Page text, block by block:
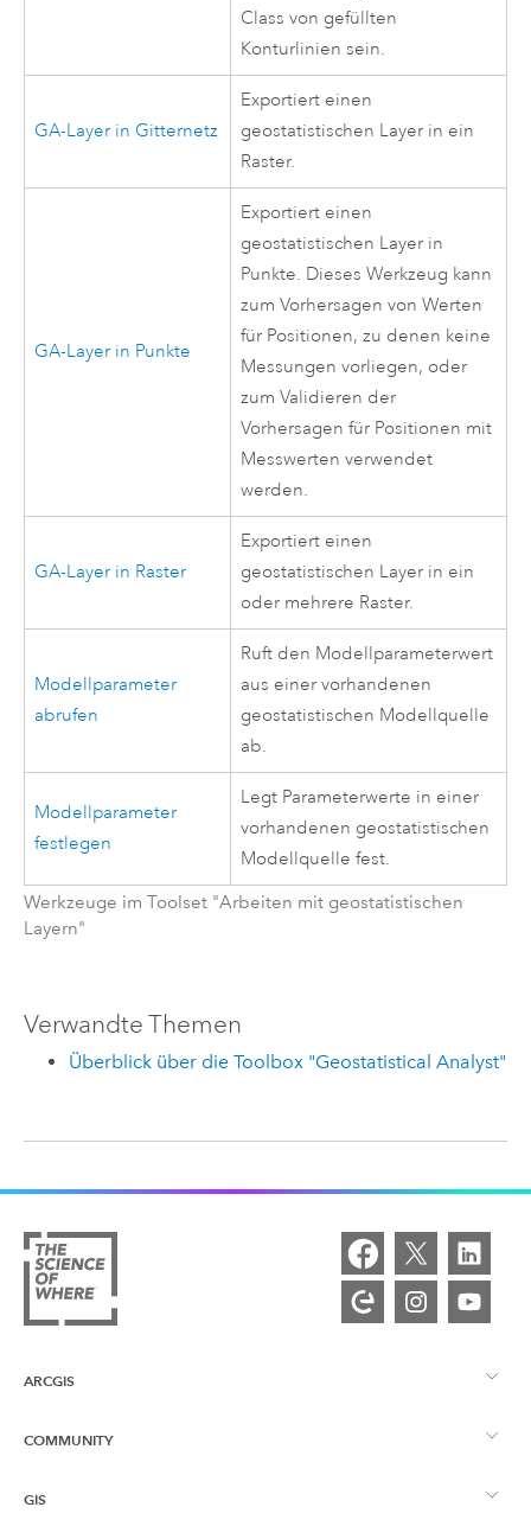
Class von gefüllten
Konturlinien sein.
GA-Layer in Gitternetz
Exportiert einen
geostatistischen Layer in ein
Raster.
GA-Layer in Punkte
Exportiert einen
geostatistischen Layer in
Punkte. Dieses Werkzeug kann
zum Vorhersagen von Werten
für Positionen, zu denen keine
Messungen vorliegen, oder
zum Validieren der
Vorhersagen für Positionen mit
Messwerten verwendet
werden.
GA-Layer in Raster
Exportiert einen
geostatistischen Layer in ein
oder mehrere Raster.
Modellparameter
abrufen
Ruft den Modellparameterwert
aus einer vorhandenen
geostatistischen Modellquelle
ab.
Modellparameter
festlegen
Legt Parameterwerte in einer
vorhandenen geostatistischen
Modellquelle fest.
Werkzeuge im Toolset "Arbeiten mit geostatistischen
Layern"
Verwandte Themen
Überblick über die Toolbox "Geostatistical Analyst"
ARCGIS
ArcGIS – Überblick
Kartenerstellung
COMMUNITY
Esri Community
GIS